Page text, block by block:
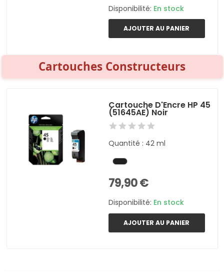
Disponibilité: En stock
AJOUTER AU PANIER
Cartouches Constructeurs
Cartouche D'Encre HP 45
(51645AE) Noir
Quantité : 42 ml
79,90 €
Disponibilité: En stock
AJOUTER AU PANIER